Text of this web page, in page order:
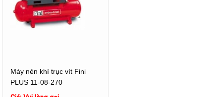
Máy nén khí trục vít Fini
PLUS 11-08-270